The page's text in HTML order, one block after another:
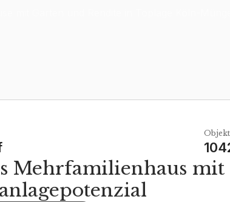
Mehrfamilienhaus mit